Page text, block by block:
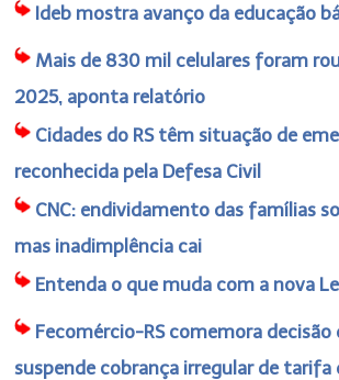
Ideb mostra avanço da educação
Mais de 830 mil celulares foram
2025, aponta relatório
Cidades do RS têm situação de
reconhecida pela Defesa Civil
CNC: endividamento das famílias
mas inadimplência cai
Entenda o que muda com a nova
Fecomércio-RS comemora decisão
suspende cobrança irregular de tarifa